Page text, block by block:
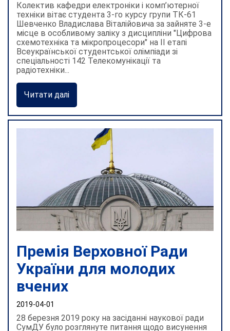
Колектив кафедри електроніки і комп’ютерної
техніки вітає студента 3-го курсу групи ТК-61
Шевченко Владислава Віталійовича за зайняте 3-е
місце в особливому заліку з дисципліни "Цифрова
схемотехніка та мікропроцесори" на ІІ етапі
Всеукраїнської студентської олімпіади зі
спеціальності 142 Телекомунікації та
радіотехніки...
Читати далі
Премія Верховної Ради
України для молодих
вчених
2019-04-01
28 березня 2019 року на засіданні наукової ради
СумДУ було розглянуте питання щодо висунення